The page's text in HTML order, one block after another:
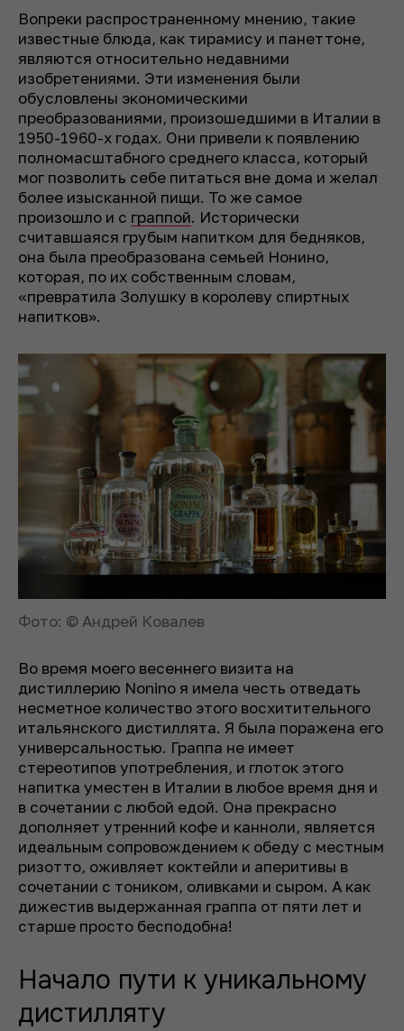
Вопреки распространенному мнению, такие
известные блюда, как тирамису и панеттоне,
являются относительно недавними
изобретениями. Эти изменения были
обусловлены экономическими
преобразованиями, произошедшими в Италии в
1950-1960-х годах. Они привели к появлению
полномасштабного среднего класса, который
мог позволить себе питаться вне дома и желал
более изысканной пищи. То же самое
произошло и с граппой. Исторически
считавшаяся грубым напитком для бедняков,
она была преобразована семьей Нонино,
которая, по их собственным словам,
«превратила Золушку в королеву спиртных
напитков».
Фото: © Андрей Ковалев
Во время моего весеннего визита на
дистиллерию Nonino я имела честь отведать
несметное количество этого восхитительного
итальянского дистиллята. Я была поражена его
универсальностью. Граппа не имеет
стереотипов употребления, и глоток этого
напитка уместен в Италии в любое время дня и
в сочетании с любой едой. Она прекрасно
дополняет утренний кофе и канноли, является
идеальным сопровождением к обеду с местным
ризотто, оживляет коктейли и аперитивы в
сочетании с тоником, оливками и сыром. А как
дижестив выдержанная граппа от пяти лет и
старше просто бесподобна!
Начало пути к уникальному
дистилляту